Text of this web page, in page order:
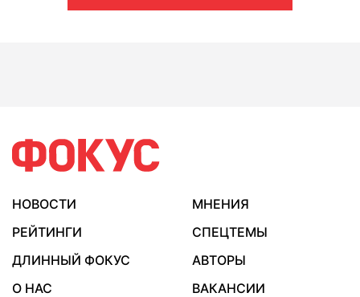
НОВОСТИ
МНЕНИЯ
РЕЙТИНГИ
СПЕЦТЕМЫ
ДЛИННЫЙ ФОКУС
АВТОРЫ
О НАС
ВАКАНСИИ